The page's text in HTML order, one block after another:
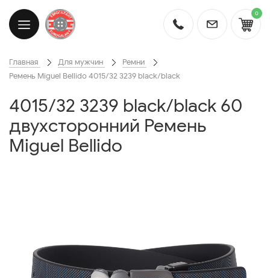
0
Главная Для мужчин
Ремни
Ремень Miguel Bellido 4015/32 3239 black/black
4015/32 3239 black/black 60
двухсторонний Ремень
Miguel Bellido